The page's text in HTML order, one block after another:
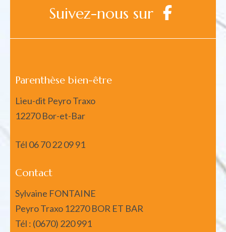
Suivez-nous sur
Parenthèse bien-être
Lieu-dit Peyro Traxo
12270 Bor-et-Bar
Tél 06 70 22 09 91
Contact
Sylvaine FONTAINE
Peyro Traxo 12270 BOR ET BAR
Tél : (0670) 220 991